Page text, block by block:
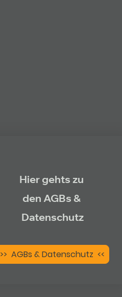
Hier gehts zu
den AGBs &
Datenschutz
>> AGBs & Datenschutz <<